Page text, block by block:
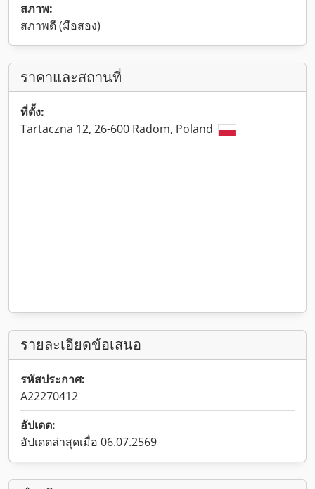
สภาพ:
สภาพดี (มือสอง)
ราคาและสถานที่
ที่ตั้ง:
Tartaczna 12, 26-600 Radom, Poland
รายละเอียดข้อเสนอ
รหัสประกาศ:
A22270412
อัปเดต:
อัปเดตล่าสุดเมื่อ 06.07.2569